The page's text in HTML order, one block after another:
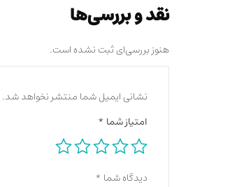
نقد و بررسی‌ها
هنوز بررسی‌ای ثبت نشده است.
نشانی ایمیل شما منتشر نخواهد شد.
امتیاز شما *
دیدگاه شما *